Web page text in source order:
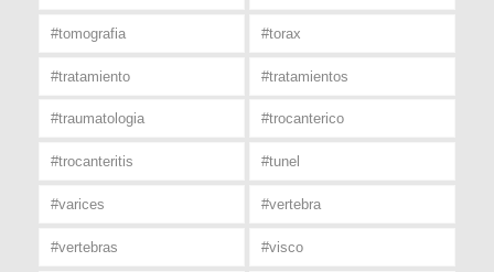
#tomografia #torax
#tratamiento #tratamientos
#traumatologia #trocanterico
#trocanteritis #tunel
#varices #vertebra
#vertebras #visco